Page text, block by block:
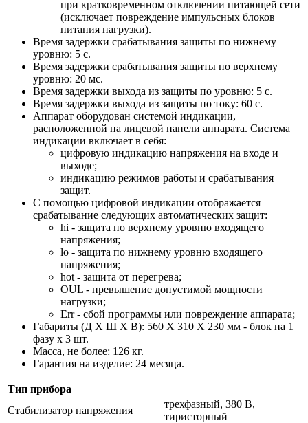
при кратковременном отключении питающей сети
(исключает повреждение импульсных блоков
питания нагрузки).
Время задержки срабатывания защиты по нижнему
уровню: 5 с.
Время задержки срабатывания защиты по верхнему
уровню: 20 мс.
Время задержки выхода из защиты по уровню: 5 с.
Время задержки выхода из защиты по току: 60 с.
Аппарат оборудован системой индикации,
расположенной на лицевой панели аппарата. Система
индикации включает в себя:
цифровую индикацию напряжения на входе и
выходе;
индикацию режимов работы и срабатывания
защит.
С помощью цифровой индикации отображается
срабатывание следующих автоматических защит:
hi - защита по верхнему уровню входящего
напряжения;
lo - защита по нижнему уровню входящего
напряжения;
hot - защита от перегрева;
OUL - превышение допустимой мощности
нагрузки;
Err - сбой программы или повреждение аппарата;
Габариты (Д Х Ш Х В): 560 X 310 X 230 мм - блок на 1
фазу х 3 шт.
Масса, не более: 126 кг.
Гарантия на изделие: 24 месяца.
Тип прибора
Стабилизатор напряжения
трехфазный, 380 В,
тиристорный